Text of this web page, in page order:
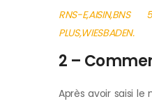
RNS-E,AISIN,BNS
PLUS,WIESBADEN.
2 –
Après avoir saisi